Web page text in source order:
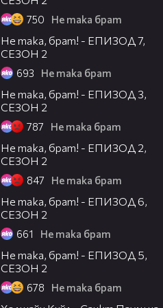
750 Не така брат
Не така, брат! - ЕПИЗОД 7,
СЕЗОН 2
693 Не така брат
Не така, брат! - ЕПИЗОД 3,
СЕЗОН 2
787 Не така брат
Не така, брат! - ЕПИЗОД 2,
СЕЗОН 2
847 Не така брат
Не така, брат! - ЕПИЗОД 6,
СЕЗОН 2
661 Не така брат
Не така, брат! - ЕПИЗОД 5,
СЕЗОН 2
678 Не така брат